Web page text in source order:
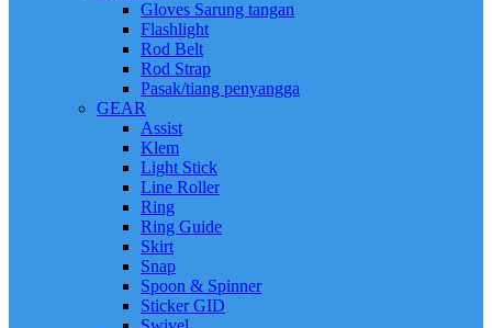
Gloves Sarung tangan
Flashlight
Rod Belt
Rod Strap
Pasak/tiang penyangga
GEAR
Assist
Klem
Light Stick
Line Roller
Ring
Ring Guide
Skirt
Snap
Spoon & Spinner
Sticker GID